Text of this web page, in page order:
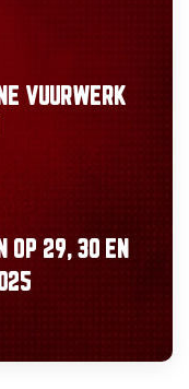
VUURWERK
OP 29, 30 EN